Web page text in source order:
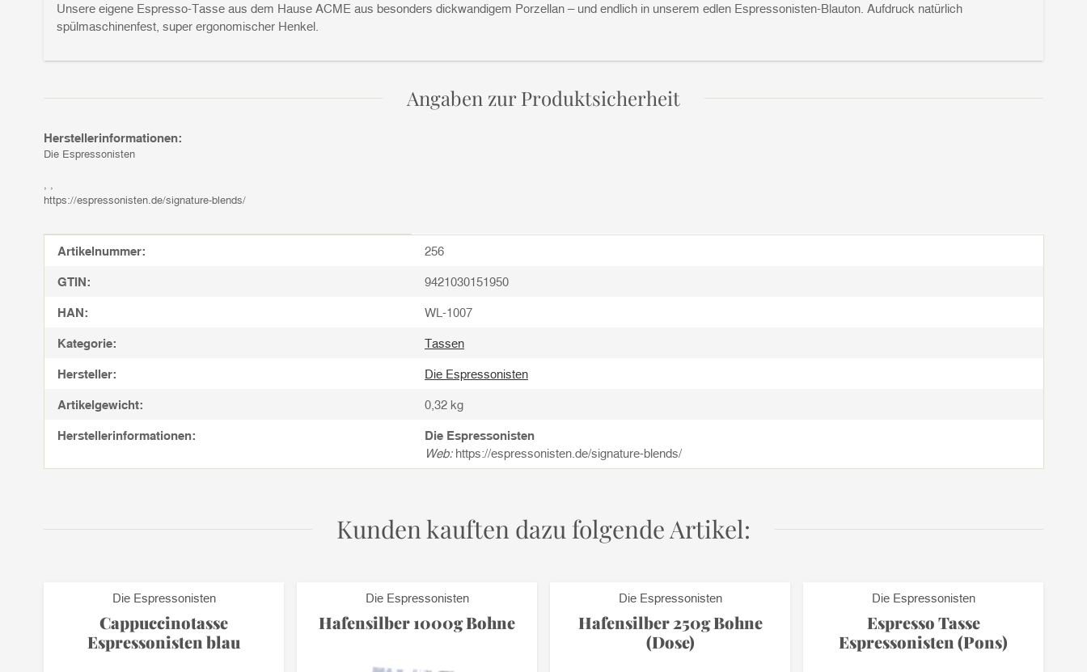
Unsere eigene Espresso-Tasse aus dem Hause ACME aus besonders dickwandigem Porzellan – und endlich in unserem edlen Espressonisten-Blauton. Aufdruck natürlich
spülmaschinenfest, super ergonomischer Henkel.
Angaben zur Produktsicherheit
Herstellerinformationen:
Die Espressonisten
https://espressonisten.de/signature-blends/
Produkteigenschaft
Wert
Artikelnummer: 256
GTIN: 9421030151950
HAN: WL-1007
Kategorie: Tassen
Hersteller: Die Espressonisten
Artikelgewicht: 0,32 kg
Herstellerinformationen:
Die Espressonisten
Web:https://espressonisten.de/signature-blends/
Kunden kauften dazu folgende Artikel:
Die Espressonisten
Cappuccinotasse
Espressonisten blau
Die Espressonisten
Hafensilber 1000g Bohne
Die Espressonisten
Hafensilber 250g Bohne
(Dose)
Die Espressonisten
Espresso Tasse
Espressonisten (Pons)